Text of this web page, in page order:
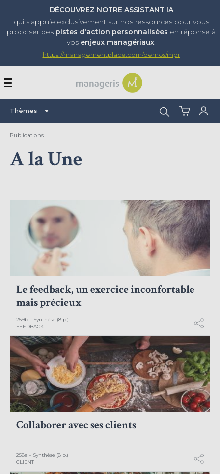
DÉCOUVREZ NOTRE ASSISTANT IA
qui s'appuie exclusivement sur nos ressources pour vous
proposer des pistes d'action personnalisées en réponse à
vos enjeux managériaux.
https://managementplace.com/demos/mpr
AFFICHER OU
Thèmes Rechercher :
Publications
A la Une
Le feedback, un exercice inconfortable
mais précieux
259b – Synthèse (8 p.)
FEEDBACK
Collaborer avec ses clients
258a – Synthèse (8 p.)
CLIENT